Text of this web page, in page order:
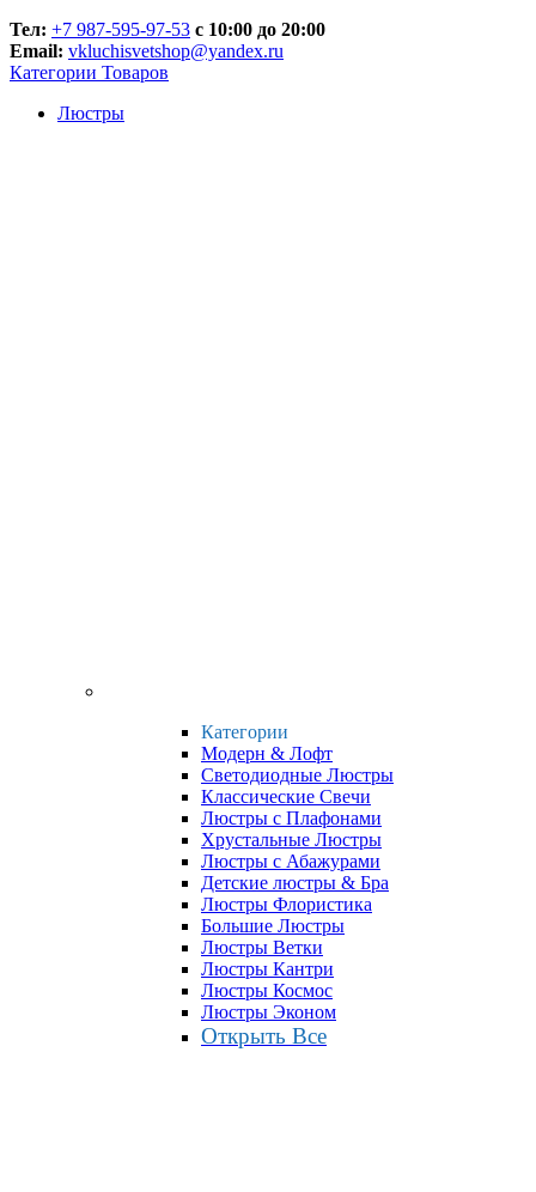
Тел: +7 987-595-97-53 с 10:00 до 20:00
Email: vkluchisvetshop@yandex.ru
Категории Товаров
Люстры
Категории
Модерн & Лофт
Светодиодные Люстры
Классические Свечи
Люстры с Плафонами
Хрустальные Люстры
Люстры с Абажурами
Детские люстры & Бра
Люстры Флористика
Большие Люстры
Люстры Ветки
Люстры Кантри
Люстры Космос
Люстры Эконом
Открыть Все